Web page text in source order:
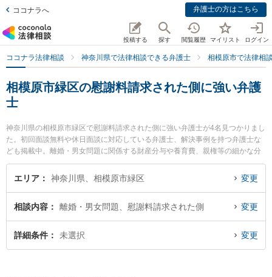
ココナラへ 弁護士の方はこちら
投稿する 探す 閲覧履歴 マイリスト ログイン
ココナラ法律相談 神奈川県で法律相談できる弁護士 相模原市で法律相
相模原市緑区の慰謝料請求された側に強い弁護
士
神奈川県の相模原市緑区で慰謝料請求された側に強い弁護士が4名見つかりまし
た。初回面談無料や休日面談に対応している弁護士、解決事例を持つ弁護士な
ども掲載中。離婚・男女問題に関係する財産分与や養育費、親権等の細かな分
野での絞り込み検索もでき便利です。特に東京スタートアップ法律事務所 相模
原支店の福本 拓眞弁護士や橋本さがみ総合法律事務所の井田 翔太弁護士、橋本
された側のトラブルを今すぐに弁護士に相談したい』『慰謝料請求された側の
トラブル解決の実績豊富な近くの弁護士を検索したい』『初回相談無料で慰謝
料請求された側を法律相談できる相模原市緑区内の弁護士に相談予約したい』
エリア 神奈川県、相模原市緑区 変更
相談内容 離婚・男女問題、慰謝料請求された側 変更
詳細条件 未選択 変更